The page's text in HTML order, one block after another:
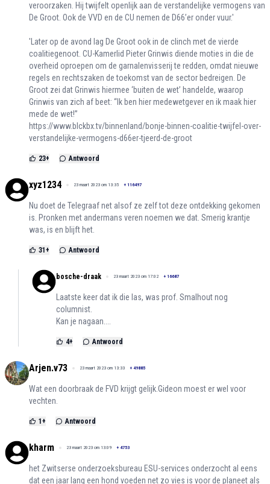
veroorzaken. Hij twijfelt openlijk aan de verstandelijke vermogens van
De Groot. Ook de VVD en de CU nemen de D66’er onder vuur.'
'Later op de avond lag De Groot ook in de clinch met de vierde
coalitiegenoot. CU-Kamerlid Pieter Grinwis diende moties in die de
overheid oproepen om de garnalenvisserij te redden, omdat nieuwe
regels en rechtszaken de toekomst van de sector bedreigen. De
Groot zei dat Grinwis hiermee ‘buiten de wet’ handelde, waarop
Grinwis van zich af beet: “Ik ben hier medewetgever en ik maak hier
mede de wet!”
https://www.blckbx.tv/binnenland/bonje-binnen-coalitie-twijfel-over-
verstandelijke-vermogens-d66er-tjeerd-de-groot
23+ Antwoord
xyz1234 23 maart 2023 om 13:35 + 116497
Nu doet de Telegraaf net alsof ze zelf tot deze ontdekking gekomen
is. Pronken met andermans veren noemen we dat. Smerig krantje
was, is en blijft het.
31 + Antwoord
bosche-draak 23 maart 2023 om 17:02 + 16687
Laatste keer dat ik die las, was prof. Smalhout nog
columnist.
Kan je nagaan....
4+ Antwoord
Arjen.v73 23 maart 2023 om 13:33 + 49885
Wat een doorbraak de FVD krijgt gelijk.Gideon moest er wel voor
vechten.
1 + Antwoord
kharm 23 maart 2023 om 13:09 + 4753
het Zwitserse onderzoeksbureau ESU-services onderzocht al eens
dat een jaar lang een hond voeden net zo vies is voor de planeet als